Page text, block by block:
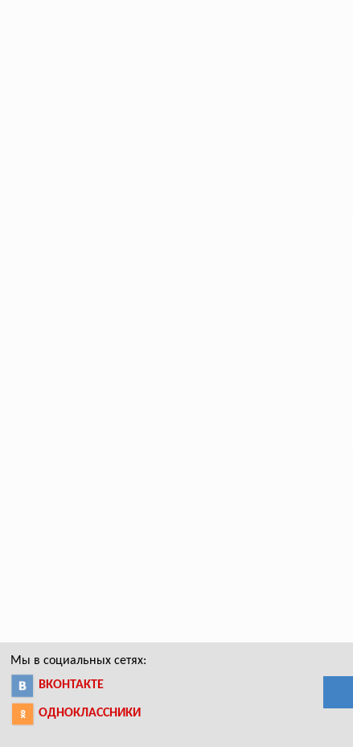
Мы в социальных сетях:
ВКОНТАКТЕ
ОДНОКЛАССНИКИ